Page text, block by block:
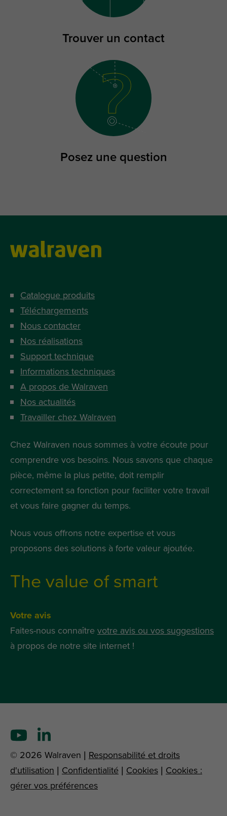
Trouver un contact
Posez une question
Catalogue produits
Téléchargements
Nous contacter
Nos réalisations
Support technique
Informations techniques
A propos de Walraven
Nos actualités
Travailler chez Walraven
Chez Walraven nous sommes à votre écoute pour
comprendre vos besoins. Nous savons que chaque
pièce, même la plus petite, doit remplir
correctement sa fonction pour faciliter votre travail
et vous faire gagner du temps.
Nous vous offrons notre expertise et vous
proposons des solutions à forte valeur ajoutée.
The value of smart
Votre avis
Faites-nous connaître votre avis ou vos suggestions
à propos de notre site internet !
© 2026 Walraven | Responsabilité et droits
d'utilisation | Confidentialité | Cookies | Cookies :
gérer vos préférences